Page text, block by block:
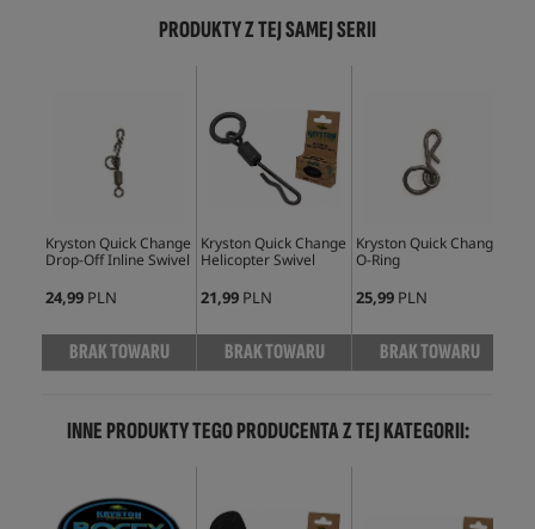
PRODUKTY Z TEJ SAMEJ SERII
Kryston Quick Change
Drop-Off Inline Swivel
24,99 PLN
BRAK TOWARU
Kryston Quick Change
Helicopter Swivel
21,99 PLN
BRAK TOWARU
Kryston Quick Change
O-Ring
25,99 PLN
BRAK TOWARU
INNE PRODUKTY TEGO PRODUCENTA Z TEJ KATEGORII: